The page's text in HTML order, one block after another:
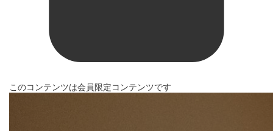
このコンテンツは会員限定コンテンツです